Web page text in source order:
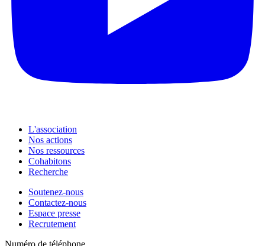
L'association
Nos actions
Nos ressources
Cohabitons
Recherche
Soutenez-nous
Contactez-nous
Espace presse
Recrutement